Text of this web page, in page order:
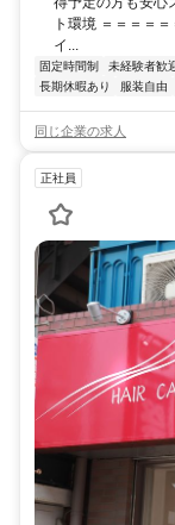
ト環境 ＝＝＝＝
イ...
固定時間制 未経験者歓
長期休暇あり
服装自由
同じ企業の求人
正社員